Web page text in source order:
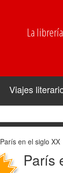
La
Viajes
París en el siglo XX
París